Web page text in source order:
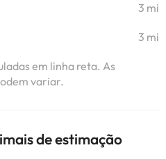
3 mi
3 mi
em linha reta. As
variar.
de estimação